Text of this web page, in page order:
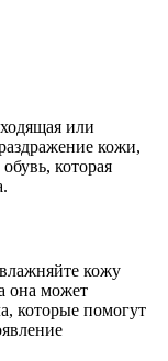
или
кожи,
которая
кожу
она может
которые помогут